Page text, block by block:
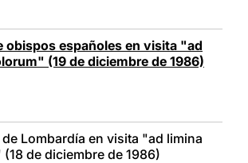
obispos españoles en visita "ad
(19 de diciembre de 1986)
Lombardía en visita "ad limina
de diciembre de 1986)